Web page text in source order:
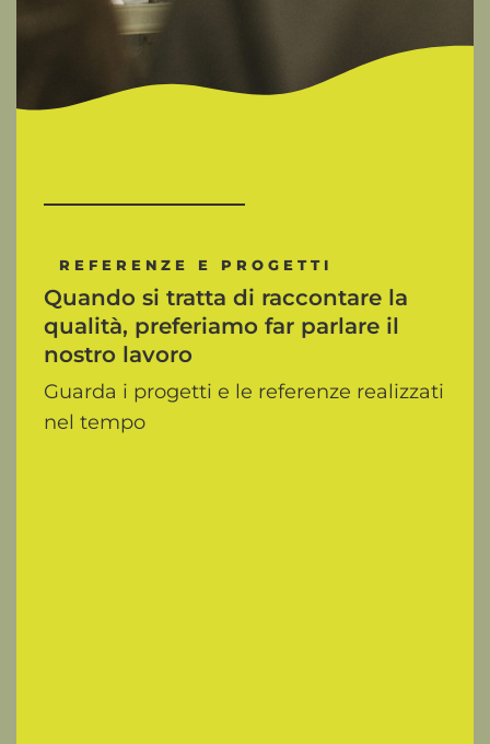
REFERENZE E PROGETTI
Quando si tratta di raccontare la
qualità, preferiamo far parlare il
nostro lavoro
Guarda i progetti e le referenze realizzati
nel tempo